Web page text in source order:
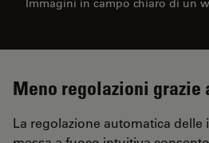
Immagini in campo chiaro di un
Meno regolazioni grazie
La regolazione automatica delle